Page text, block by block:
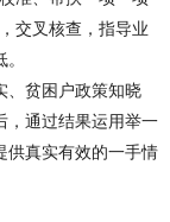
交叉核查，指导业
、贫困户政策知晓
，通过结果运用举一
供真实有效的一手情